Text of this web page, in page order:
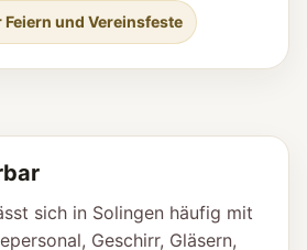
und Vereinsfeste
sich in Solingen häufig mit
Geschirr, Gläsern,